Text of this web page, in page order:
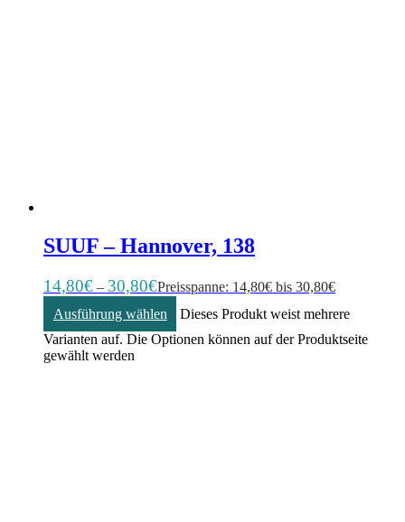
SUUF – Hannover, 138
14,80€ – 30,80€Preisspanne: 14,80€ bis 30,80€
Ausführung wählen
Dieses Produkt weist mehrere
Varianten auf. Die Optionen können auf der Produktseite
gewählt werden